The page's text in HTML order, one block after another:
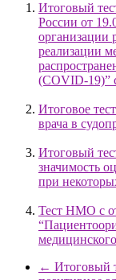
Итоговый
России от
организации
реализации
(COVID-19)”
Итоговое
врача в
Итоговый
значимость
при
Тест НМО с
← Итоговый